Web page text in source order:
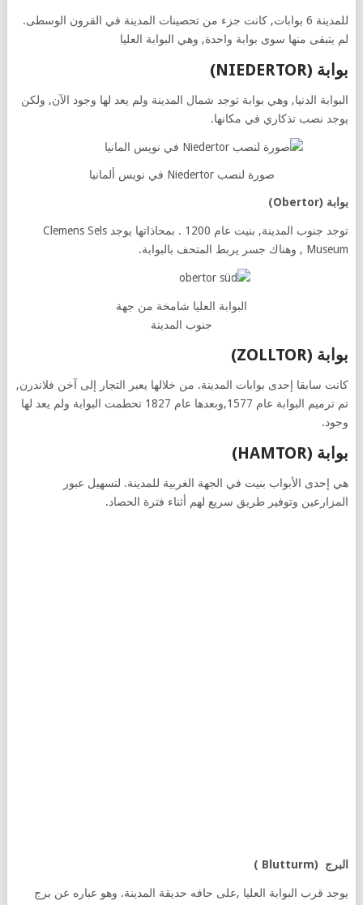
للمدينة 6 بوابات, كانت جزء من تحصينات المدينة في القرون الوسطى.
لم يتبقى منها سوى بوابة واحدة, وهي البوابة العليا
بوابة (NIEDERTOR)
البوابة الدنيا, وهي بوابة توجد شمال المدينة ولم يعد لها وجود الآن, ولكن
يوجد نصب تذكاري في مكانها.
صورة لنصب Niedertor في نويس ألمانيا
بوابة (Obertor)
توجد جنوب المدينة, بنيت عام 1200 . بمحاذاتها يوجد Clemens Sels
Museum , وهناك جسر يربط المتحف بالبوابة.
البوابة العليا شامخة من جهة
جنوب المدينة
بوابة (ZOLLTOR)
كانت سابقا إحدى بوابات المدينة. من خلالها يعبر التجار إلى آخن فلاندرن,
تم ترميم البوابة عام 1577,وبعدها عام 1827 تحطمت البوابة ولم يعد لها
وجود.
بوابة (HAMTOR)
هي إحدى الأبواب بنيت في الجهة الغربية للمدينة. لتسهيل عبور
المزارعين وتوفير طريق سريع لهم أثناء فترة الحصاد.
البرج (Blutturm )
يوجد قرب البوابة العليا ,على حافه حديقة المدينة. وهو عباره عن برج